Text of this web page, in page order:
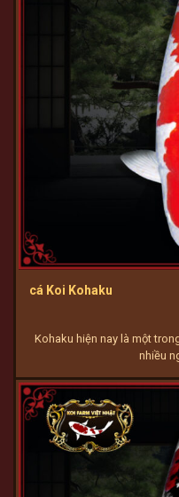
cá Koi Kohaku
Kohaku hiện nay là một
nhiều